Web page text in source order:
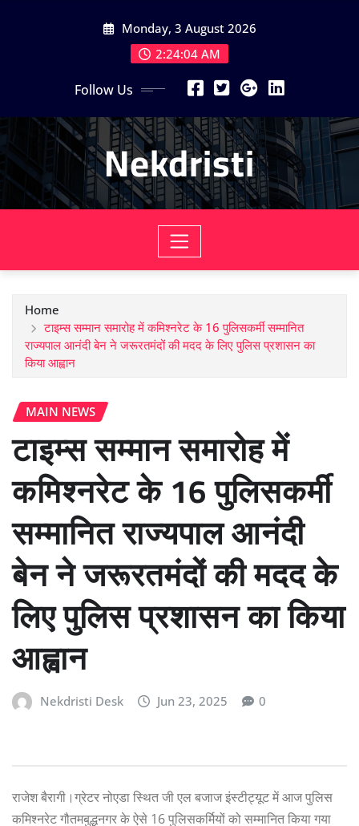
Monday, 3 August 2026
2:24:04 AM
Follow Us
Nekdristi
Home
टाइम्स सम्मान समारोह में कमिश्नरेट के 16 पुलिसकर्मी सम्मानित
राज्यपाल आनंदी बेन ने जरूरतमंदों की मदद के लिए पुलिस प्रशासन का
किया आह्वान
MAIN NEWS
टाइम्स सम्मान समारोह में
कमिश्नरेट के 16 पुलिसकर्मी
सम्मानित राज्यपाल आनंदी
बेन ने जरूरतमंदों की मदद के
लिए पुलिस प्रशासन का किया
आह्वान
Nekdristi Desk Jun 23, 2025 0
राजेश बैरागी।ग्रेटर नोएडा स्थित जी एल बजाज इंस्टीट्यूट में आज पुलिस
कमिश्नरेट गौतमबुद्धनगर के ऐसे 16 पुलिसकर्मियों को सम्मानित किया गया